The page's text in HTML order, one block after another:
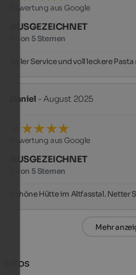
Bewertung aus Google
AUSGEZEICHNET
5 von 5 Sternen
Toller Service und voll leckere
Daniel - August 2025
Bewertung aus Google
AUSGEZEICHNET
5 von 5 Sternen
Schöne Hütte im Altfasstal. Netter
Mehr
Infos